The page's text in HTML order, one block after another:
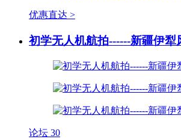
优惠直达 >
初学无人机航拍------新疆伊犁
论坛 30